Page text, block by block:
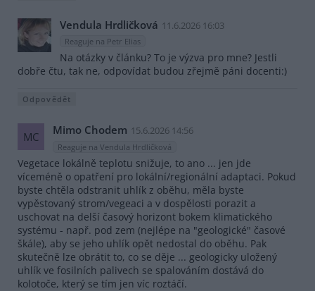
Vendula Hrdličková 11.6.2026 16:03
Reaguje na Petr Elias
Na otázky v článku? To je výzva pro mne? Jestli
dobře čtu, tak ne, odpovídat budou zřejmě páni docenti:)
Odpovědět
MC Mimo Chodem 15.6.2026 14:56
Reaguje na Vendula Hrdličková
Vegetace lokálně teplotu snižuje, to ano ... jen jde
víceméně o opatření pro lokální/regionální adaptaci. Pokud
byste chtěla odstranit uhlík z oběhu, měla byste
vypěstovaný strom/vegeaci a v dospělosti porazit a
uschovat na delší časový horizont bokem klimatického
systému - např. pod zem (nejlépe na "geologické" časové
škále), aby se jeho uhlík opět nedostal do oběhu. Pak
skutečně lze obrátit to, co se děje ... geologicky uložený
uhlík ve fosilních palivech se spalováním dostává do
kolotoče, který se tím jen víc roztáčí.